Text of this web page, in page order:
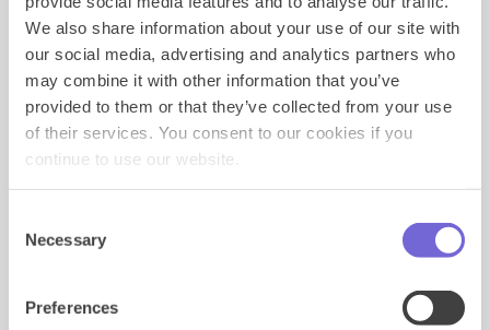
We also share information about your use of our site with
our social media, advertising and analytics partners who
may combine it with other information that you’ve
provided to them or that they’ve collected from your use
of their services. You consent to our cookies if you
continue to use our website.
Selection
Necessary
Preferences
nogmaals: Gefeliciteerd!
Vind je het leuk om nog eens terug te kijken? We
hebben een aantal foto's voor je verzameld en
hieronder in een gallerij gezet. Of misschien herken je
jezelf of één van je collega's in de video?